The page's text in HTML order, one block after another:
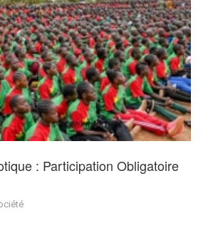
: Participation Obligatoire